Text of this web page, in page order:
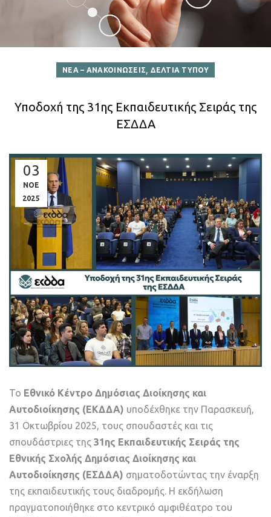
ΝΕΑ – ΑΝΑΚΟΙΝΩΣΕΙΣ,ΔΕΛΤΙΑ ΤΥΠΟΥ
Υποδοχή της 31ης Εκπαιδευτικής Σειράς της
ΕΣΔΔΑ
03
ΝΟΕ
2025
Το Εθνικό Κέντρο Δημόσιας Διοίκησης και
Αυτοδιοίκησης (ΕΚΔΔΑ) υποδέχθηκε την Παρασκευή,
31 Οκτωβρίου 2025, τους σπουδαστές και τις
σπουδάστριες της 31ης Εκπαιδευτικής Σειράς της
Εθνικής Σχολής Δημόσιας Διοίκησης και
Αυτοδιοίκησης (ΕΣΔΔΑ) σηματοδοτώντας την έναρξη
της εκπαιδευτικής τους διαδρομής. Η εκδήλωση
πραγματοποιήθηκε στο κεντρικό αμφιθέατρο του